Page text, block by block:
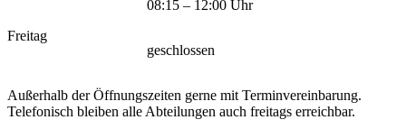
08:15 – 12:00 Uhr
Freitag
geschlossen
Außerhalb der Öffnungszeiten gerne mit Terminvereinbarung.
Telefonisch bleiben alle Abteilungen auch freitags erreichbar.